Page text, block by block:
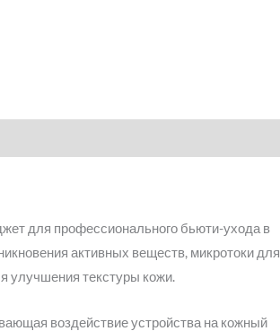
для профессионального бьюти-ухода в
активных веществ, микротоки для
улучшения текстуры кожи.
воздействие устройства на кожный